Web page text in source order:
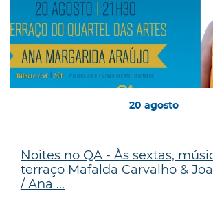
20 agosto
Noites no QA - Às sextas,
terraço Mafalda Carvalho &
/ Ana ...